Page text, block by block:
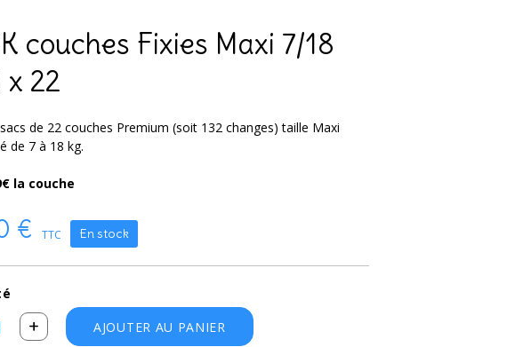
couches Fixies Maxi 7/18
x 22
de 22 couches Premium (soit 132 changes) taille Maxi
de 7 à 18 kg.
la couche
€ TTC En stock
+ AJOUTER AU PANIER